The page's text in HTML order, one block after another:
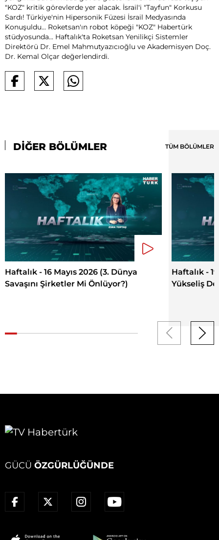
"KOZ" kritik görevlerde yer alacak. İsrail'i "Tayfun" Korkusu
Sardı! Türkiye'nin Hipersonik Füzesi İsrail Medyasında
Konuşuldu... Roketsan'ın robot köpeği "KOZ" Habertürk
stüdyosunda... Haftalık'ta Roketsan Yenilikçi Sistemler
Direktörü Dr. Emel Mahmutyazıcıoğlu ve Akademisyen Doç.
Dr. Kemal Olçar değerlendirdi.
DİĞER BÖLÜMLER TÜM BÖLÜMLER
Haftalık - 16 Mayıs 2026 (3. Dünya
Savaşını Şirketler Mi Önlüyor?)
Haftalık -
Yükseliş
GÜCÜ ÖZGÜRLÜĞÜNDE